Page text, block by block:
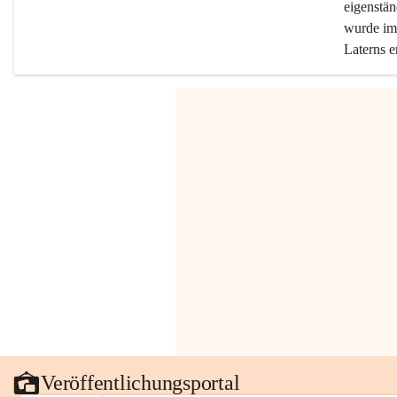
wurde
Laterns
Veröffentlichungsportal